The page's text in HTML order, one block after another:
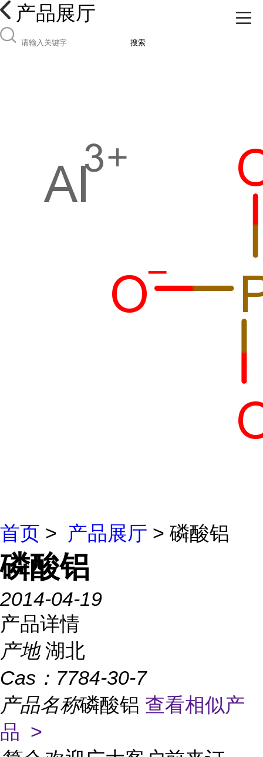
产品展厅
搜索
首页 > 产品展厅 > 磷酸铝
磷酸铝
2014-04-19
产品详情
产地 湖北
Cas： 7784-30-7
产品名称磷酸铝 查看相似产
品 >